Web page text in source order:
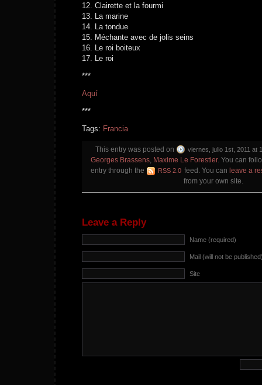
12. Clairette et la fourmi
13. La marine
14. La tondue
15. Méchante avec de jolis seins
16. Le roi boiteux
17. Le roi
***
Aquí
***
Tags: Francia
This entry was posted on viernes, julio 1st, 2011 at
Georges Brassens, Maxime Le Forestier. You can
entry through the
RSS 2.0 feed. You can leave a
from your own site.
Leave a Reply
Name (required)
Mail (will not be
Site